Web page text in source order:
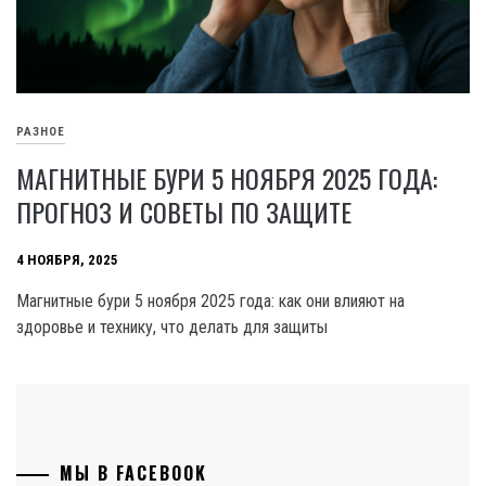
РАЗНОЕ
МАГНИТНЫЕ БУРИ 5 НОЯБРЯ 2025 ГОДА:
ПРОГНОЗ И СОВЕТЫ ПО ЗАЩИТЕ
4 НОЯБРЯ, 2025
Магнитные бури 5 ноября 2025 года: как они влияют на
здоровье и технику, что делать для защиты
МЫ В FACEBOOK